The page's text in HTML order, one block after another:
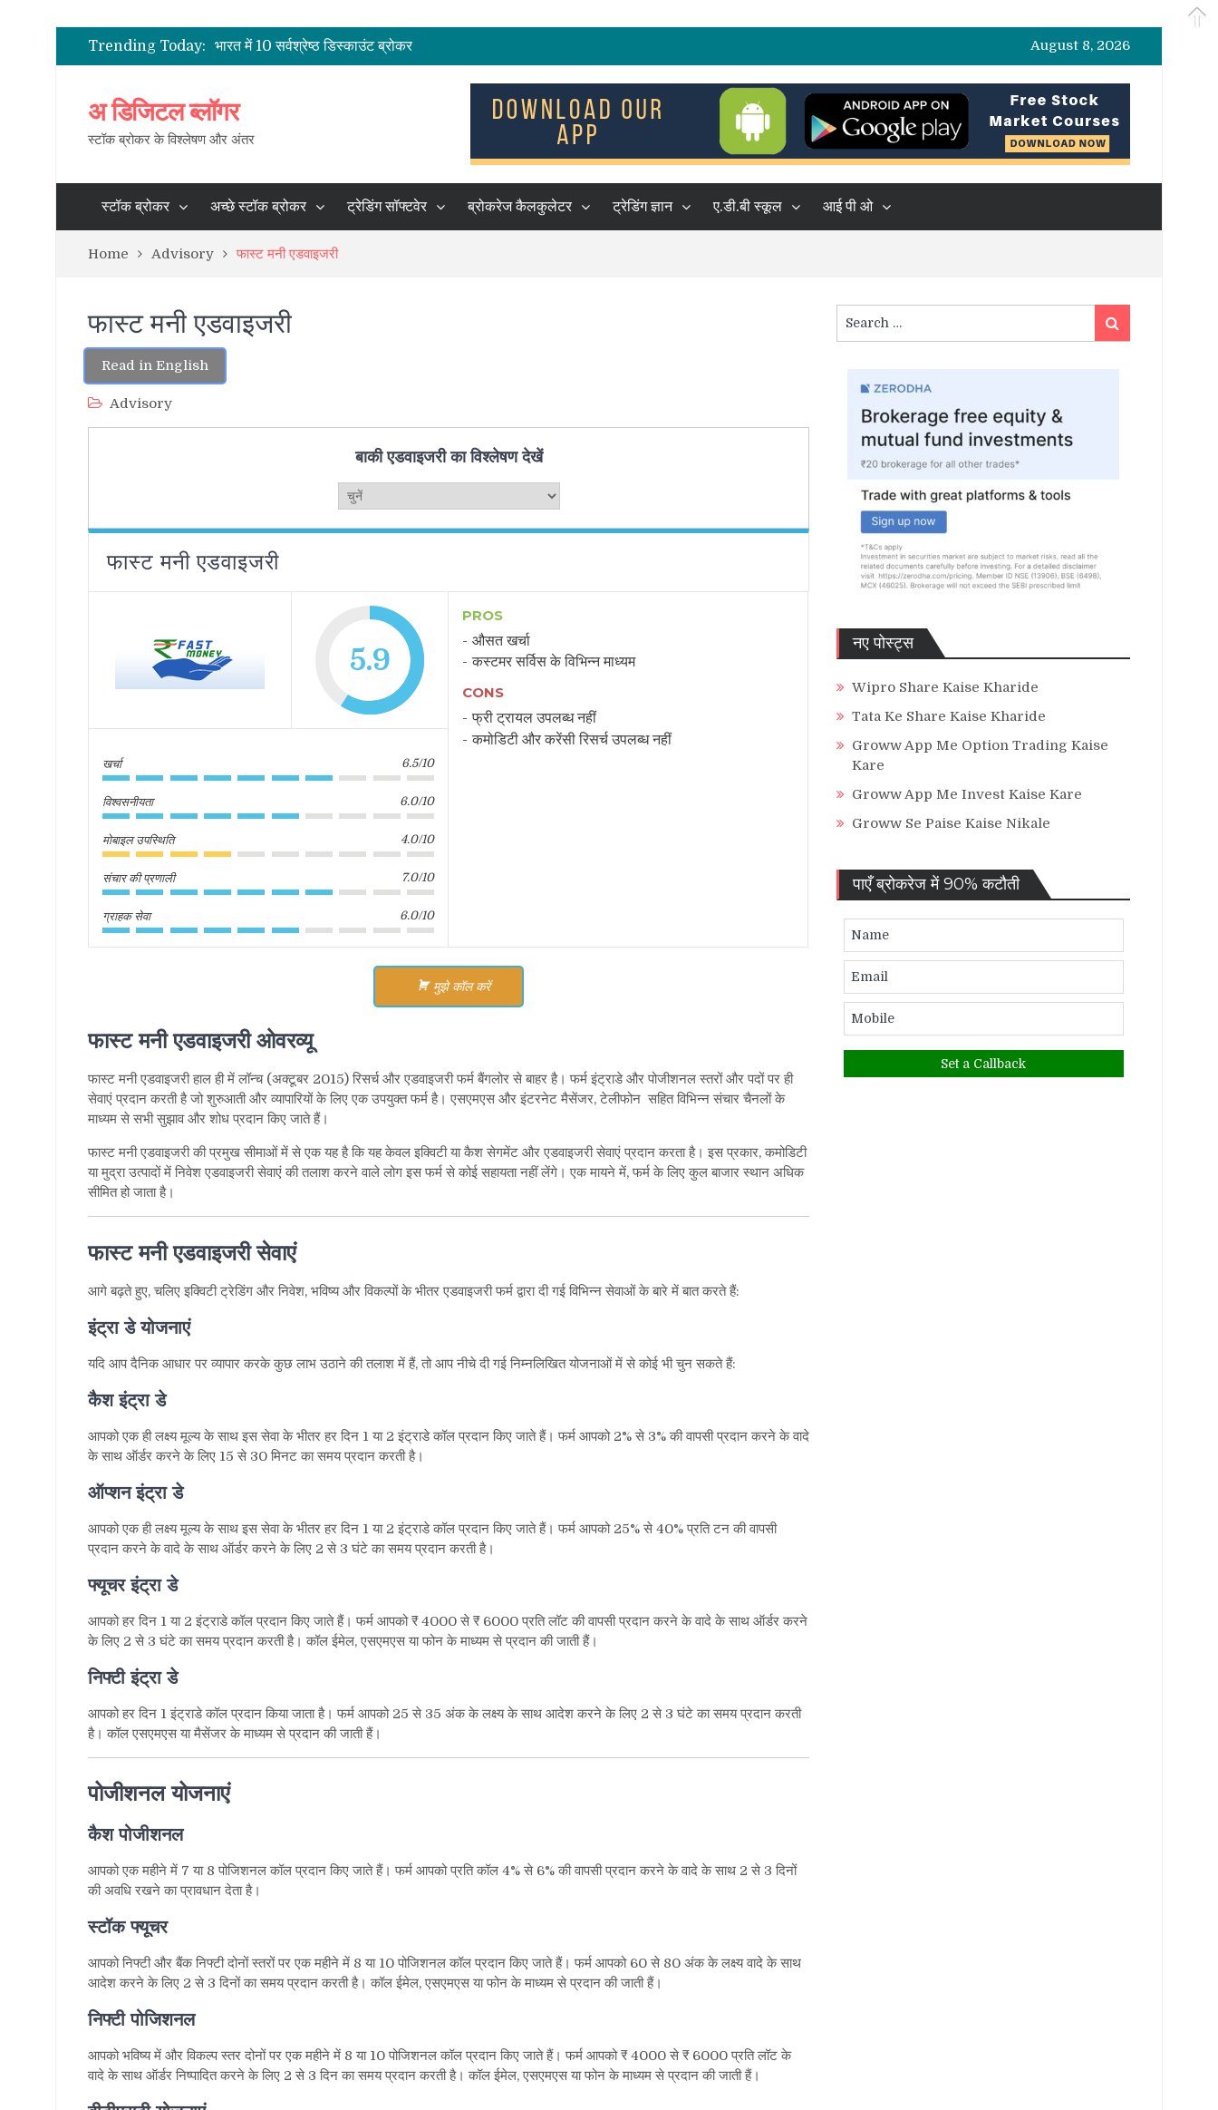
Trending Today:
2021 के लिए भारत में पूर्ण सेवा सर्वश्रेष्ठ शेयर ब्रोकर
भारत में 10 सर्वश्रेष्ठ डिस्काउंट ब्रोकर
भारत में सबसे कम ब्रोकरेज चार्ज
भारत के शेयर दलाल
August 8, 2026
अ डिजिटल ब्लॉगर
स्टॉक ब्रोकर के विश्लेषण और अंतर
स्टॉक ब्रोकर अच्छे स्टॉक ब्रोकर ट्रेडिंग सॉफ्टवेर ब्रोकरेज कैलकुलेटर ट्रेडिंग ज्ञान ए.डी.बी स्कूल आई पी ओ
Home Advisory फास्ट मनी एडवाइजरी
फास्ट मनी एडवाइजरी
Read in English
Advisory
बाकी एडवाइजरी का विश्लेषण देखें
फास्ट मनी एडवाइजरी
5.9
खर्चा 6.5/10
विश्वसनीयता 6.0/10
मोबाइल उपस्थिति 4.0/10
संचार की प्रणाली 7.0/10
ग्राहक सेवा 6.0/10
PROS
औसत खर्चा
कस्टमर सर्विस के विभिन्न माध्यम
CONS
फ्री ट्रायल उपलब्ध नहीं
कमोडिटी और करेंसी रिसर्च उपलब्ध नहीं
मुझे कॉल करें
फास्ट मनी एडवाइजरी ओवरव्यू
फास्ट मनी एडवाइजरी हाल ही में लॉन्च (अक्टूबर 2015)रिसर्च और एडवाइजरी फर्म बैंगलोर से बाहर है। फर्म इंट्राडे और पोजीशनल स्तरों और पदों पर ही
सेवाएं प्रदान करती है जो शुरुआती और व्यापारियों के लिए एक उपयुक्त फर्म है। एसएमएस और इंटरनेट मैसेंजर,टेलीफोन सहित विभिन्न संचार चैनलों के
माध्यम से सभी सुझाव और शोध प्रदान किए जाते हैं।
फास्ट मनी एडवाइजरी की प्रमुख सीमाओं में से एक यह है कि यह केवल इक्विटी या कैश सेगमेंट और एडवाइजरी सेवाएं प्रदान करता है। इस प्रकार,कमोडिटी
या मुद्रा उत्पादों में निवेश एडवाइजरी सेवाएं की तलाश करने वाले लोग इस फर्म से कोई सहायता नहीं लेंगे। एक मायने में,फर्म के लिए कुल बाजार स्थान अधिक
सीमित हो जाता है।
फास्ट मनी एडवाइजरी सेवाएं
आगे बढ़ते हुए,चलिए इक्विटी ट्रेडिंग और निवेश, भविष्य और विकल्पों के भीतर एडवाइजरी फर्म द्वारा दी गई विभिन्न सेवाओं के बारे में बात करते हैं:
इंट्रा डे योजनाएं
यदि आप दैनिक आधार पर व्यापार करके कुछ लाभ उठाने की तलाश में हैं,तो आप नीचे दी गई निम्नलिखित योजनाओं में से कोई भी चुन सकते हैं:
कैश इंट्रा डे
आपको एक ही लक्ष्य मूल्य के साथ इस सेवा के भीतर हर दिन 1 या 2 इंट्राडे कॉल प्रदान किए जाते हैं। फर्म आपको 2%से 3%की वापसी प्रदान करने के वादे
के साथ ऑर्डर करने के लिए 15 से 30मिनट का समय प्रदान करती है।
ऑप्शन इंट्रा डे
आपको एक ही लक्ष्य मूल्य के साथ इस सेवा के भीतर हर दिन 1 या 2 इंट्राडे कॉल प्रदान किए जाते हैं। फर्म आपको 25%से40%प्रति टन की वापसी
प्रदान करने के वादे के साथ ऑर्डर करने के लिए 2 से 3 घंटे का समय प्रदान करती है।
फ्यूचर इंट्रा डे
आपको हर दिन 1 या 2 इंट्राडे कॉल प्रदान किए जाते हैं। फर्म आपको₹ 4000से₹ ​​6000प्रति लॉट की वापसी प्रदान करने के वादे के साथ ऑर्डर करने
के लिए 2 से 3 घंटे का समय प्रदान करती है। कॉल ईमेल,एसएमएस या फोन के माध्यम से प्रदान की जाती हैं।
निफ्टी इंट्रा डे
आपको हर दिन 1 इंट्राडे कॉल प्रदान किया जाता है। फर्म आपको 25 से 35 अंक के लक्ष्य के साथ आदेश करने के लिए 2 से 3 घंटे का समय प्रदान करती
है। कॉल एसएमएस या मैसेंजर के माध्यम से प्रदान की जाती हैं।
पोजीशनल योजनाएं
कैश पोजीशनल
आपको एक महीने में 7 या 8 पोजिशनल कॉल प्रदान किए जाते हैं। फर्म आपको प्रति कॉल 4%से 6%की वापसी प्रदान करने के वादे के साथ 2 से 3 दिनों
की अवधि रखने का प्रावधान देता है।
स्टॉक फ्यूचर
आपको निफ्टी और बैंक निफ्टी दोनों स्तरों पर एक महीने में 8 या 10पोजिशनल कॉल प्रदान किए जाते हैं। फर्म आपको 60से 80 अंक के लक्ष्य वादे के साथ
आदेश करने के लिए 2 से 3 दिनों का समय प्रदान करती है। कॉल ईमेल,एसएमएस या फोन के माध्यम से प्रदान की जाती हैं।
निफ्टी पोजिशनल
आपको भविष्य में और विकल्प स्तर दोनों पर एक महीने में 8 या 10पोजिशनल कॉल प्रदान किए जाते हैं। फर्म आपको₹ 4000से₹ ​​6000प्रति लॉट के
वादे के साथ ऑर्डर निष्पादित करने के लिए 2 से 3 दिन का समय प्रदान करती है। कॉल ईमेल,एसएमएस या फोन के माध्यम से प्रदान की जाती हैं।
Search
for:
Search
नए पोस्ट्स
Wipro Share Kaise Kharide
Tata Ke Share Kaise Kharide
Groww App Me Option Trading Kaise
Kare
Groww App Me Invest Kaise Kare
Groww Se Paise Kaise Nikale
पाएँ ब्रोकरेज में 90% कटौती